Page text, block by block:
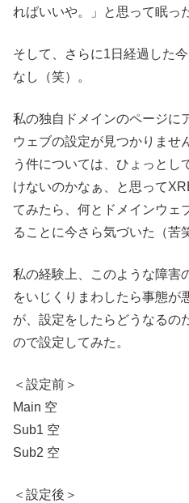
ればいいや。」と思って眠っ
そして、さらに1日経過した
なし（笑）。
私の独自ドメインのページに
ウェブの設定が見つかりませ
う件については、ひょっとし
けないのかなぁ、と思って
てみたら、何とドメインウェ
ることに今さら気づいた（苦
私の経験上、このような障害
をいじくりまわしたら事態が
が、設定をしたらどうなるの
ので設定してみた。
＜設定前＞
Main 空
Sub1 空
Sub2 空
＜設定後＞